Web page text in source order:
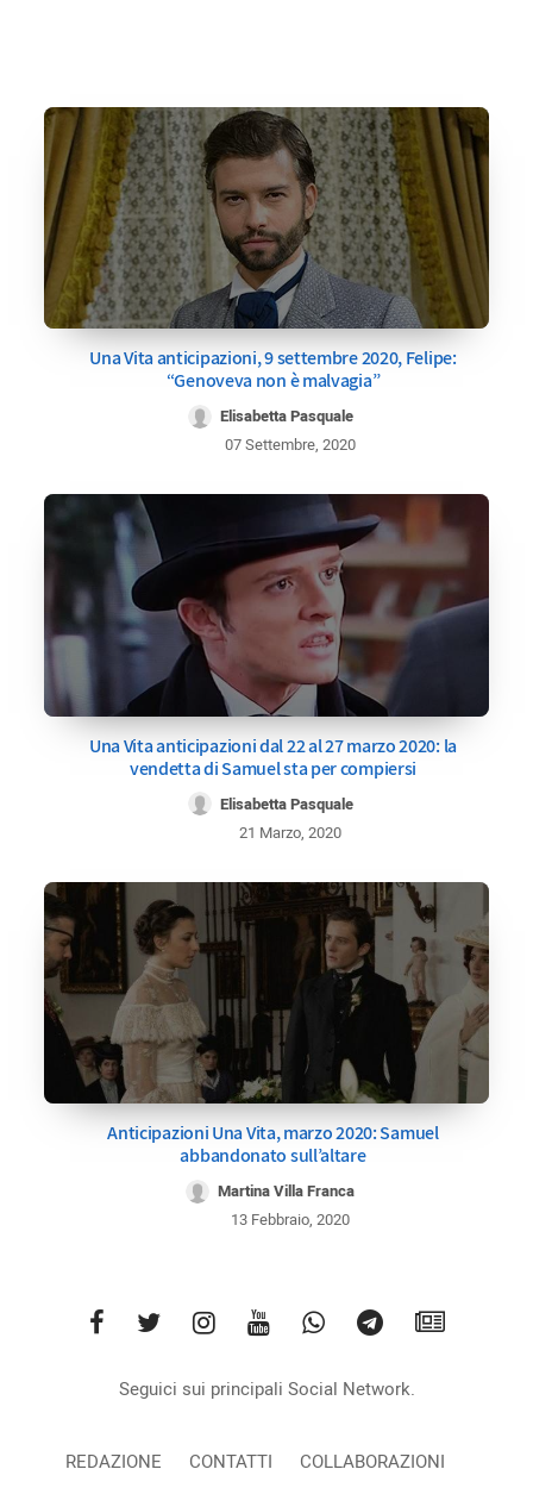
Una Vita anticipazioni, 9 settembre 2020, Felipe:
“Genoveva non è malvagia”
Elisabetta Pasquale
07 Settembre, 2020
Una Vita anticipazioni dal 22 al 27 marzo 2020: la
vendetta di Samuel sta per compiersi
Elisabetta Pasquale
21 Marzo, 2020
Anticipazioni Una Vita, marzo 2020: Samuel
abbandonato sull’altare
Martina Villa Franca
13 Febbraio, 2020
Seguici sui principali Social Network.
REDAZIONE CONTATTI COLLABORAZIONI